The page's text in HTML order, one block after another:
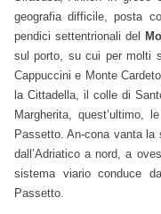
geografia difficile, posta
pendici settentrionali del
sul porto, su cui per molti
Cappuccini e Monte
la Cittadella, il colle di
Margherita, quest’ultimo,
Passetto. An-cona vanta
dall’Adriatico a nord, a
sistema viario conduce
Passetto.